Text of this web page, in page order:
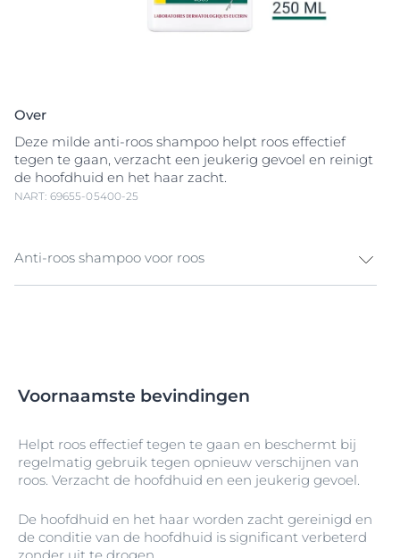
Over
Deze milde anti-roos shampoo helpt roos effectief
tegen te gaan, verzacht een jeukerig gevoel en reinigt
de hoofdhuid en het haar zacht.
NART: 69655-05400-25
Anti-roos shampoo voor roos
helpt een jeukerig gevoel te verminderen, voor haar
Voornaamste bevindingen
Helpt roos effectief tegen te gaan en beschermt bij
regelmatig gebruik tegen opnieuw verschijnen van
roos. Verzacht de hoofdhuid en een jeukerig gevoel.
De hoofdhuid en het haar worden zacht gereinigd en
de conditie van de hoofdhuid is significant verbeterd